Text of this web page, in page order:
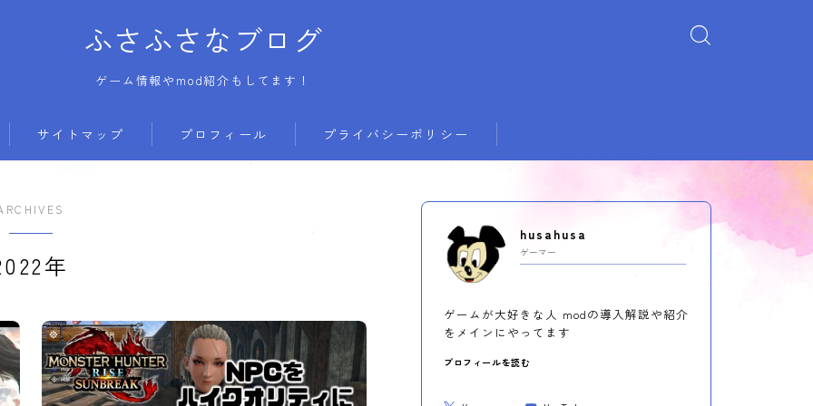
ふさふさなブログ
ゲーム情報やmod紹介もしてます！
サイトマップ プロフィール プライバシーポリシー
年
husahusa
ゲーマー
ゲームが大好きな人 modの導入解説や紹介
をメインにやってます
プロフィールを読む